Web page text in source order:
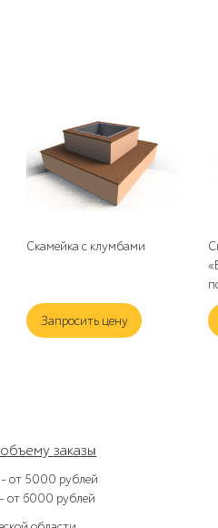
Скамейка с клумбами
Запросить цену
заказы
– от 5000 рублей
от 6000 рублей